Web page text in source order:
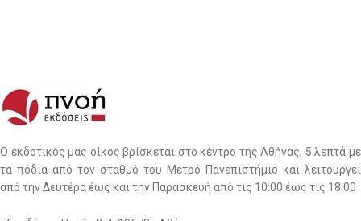
Ο εκδοτικός μας οίκος βρίσκεται στο κέντρο της Αθήνας, 5 λεπτά με
τα πόδια από τον σταθμό του Μετρό Πανεπιστήμιο και λειτουργεί
από την Δευτέρα έως και την Παρασκευή από τις 10:00 έως τις 18:00